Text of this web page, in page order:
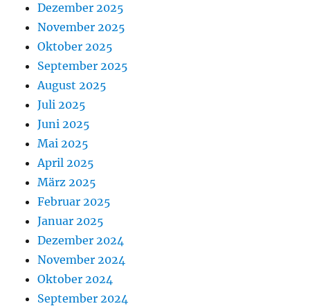
Dezember 2025
November 2025
Oktober 2025
September 2025
August 2025
Juli 2025
Juni 2025
Mai 2025
April 2025
März 2025
Februar 2025
Januar 2025
Dezember 2024
November 2024
Oktober 2024
September 2024